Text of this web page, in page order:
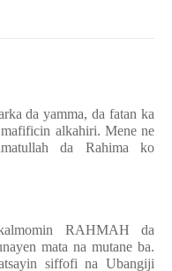
da yamma, da fatan ka
alkahiri. Mene ne
da Rahima ko
RAHMAH da
mata na mutane ba.
siffofi na Ubangiji